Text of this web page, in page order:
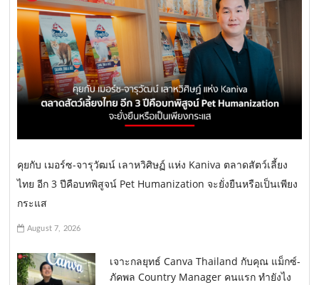
คุยกับ เมอร์ซ-จารุวัฒน์ เลาหวิศิษฏ์ แห่ง Kaniva ตลาดสัตว์เลี้ยง
ไทย อีก 3 ปีคือบทพิสูจน์ Pet Humanization จะยั่งยืนหรือเป็นเพียง
กระแส
August 7, 2026
เจาะกลยุทธ์ Canva Thailand กับคุณ แม็กซ์-
ภัคพล Country Manager คนแรก ทำยังไง